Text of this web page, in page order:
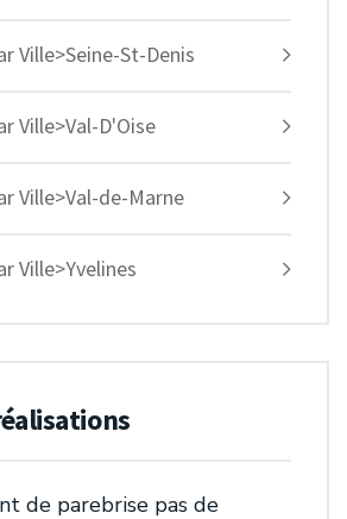
Ville>Seine-St-Denis
Ville>Val-D'Oise
Ville>Val-de-Marne
Ville>Yvelines
de parebrise pas de